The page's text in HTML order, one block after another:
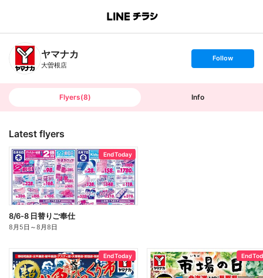
B
n
T
ヤマナカ
大曽根店
s
t
o
Follow
Flyers(8) Info
Latest flyers
End Today
8/6-8 日替りご奉仕
8月5日 ～8月8日
End Today End